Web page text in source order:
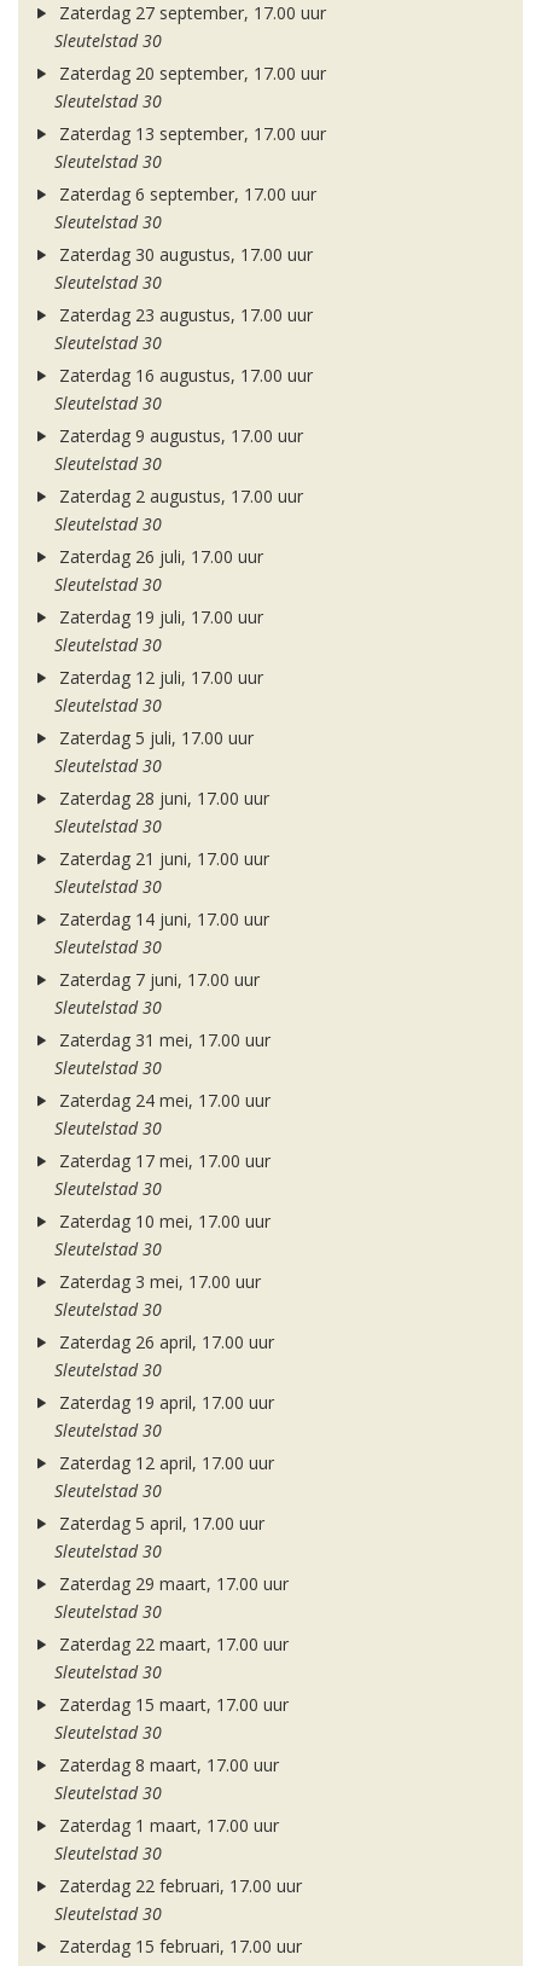
Zaterdag 27 september, 17.00 uur
Sleutelstad 30
Zaterdag 20 september, 17.00 uur
Sleutelstad 30
Zaterdag 13 september, 17.00 uur
Sleutelstad 30
Zaterdag 6 september, 17.00 uur
Sleutelstad 30
Zaterdag 30 augustus, 17.00 uur
Sleutelstad 30
Zaterdag 23 augustus, 17.00 uur
Sleutelstad 30
Zaterdag 16 augustus, 17.00 uur
Sleutelstad 30
Zaterdag 9 augustus, 17.00 uur
Sleutelstad 30
Zaterdag 2 augustus, 17.00 uur
Sleutelstad 30
Zaterdag 26 juli, 17.00 uur
Sleutelstad 30
Zaterdag 19 juli, 17.00 uur
Sleutelstad 30
Zaterdag 12 juli, 17.00 uur
Sleutelstad 30
Zaterdag 5 juli, 17.00 uur
Sleutelstad 30
Zaterdag 28 juni, 17.00 uur
Sleutelstad 30
Zaterdag 21 juni, 17.00 uur
Sleutelstad 30
Zaterdag 14 juni, 17.00 uur
Sleutelstad 30
Zaterdag 7 juni, 17.00 uur
Sleutelstad 30
Zaterdag 31 mei, 17.00 uur
Sleutelstad 30
Zaterdag 24 mei, 17.00 uur
Sleutelstad 30
Zaterdag 17 mei, 17.00 uur
Sleutelstad 30
Zaterdag 10 mei, 17.00 uur
Sleutelstad 30
Zaterdag 3 mei, 17.00 uur
Sleutelstad 30
Zaterdag 26 april, 17.00 uur
Sleutelstad 30
Zaterdag 19 april, 17.00 uur
Sleutelstad 30
Zaterdag 12 april, 17.00 uur
Sleutelstad 30
Zaterdag 5 april, 17.00 uur
Sleutelstad 30
Zaterdag 29 maart, 17.00 uur
Sleutelstad 30
Zaterdag 22 maart, 17.00 uur
Sleutelstad 30
Zaterdag 15 maart, 17.00 uur
Sleutelstad 30
Zaterdag 8 maart, 17.00 uur
Sleutelstad 30
Zaterdag 1 maart, 17.00 uur
Sleutelstad 30
Zaterdag 22 februari, 17.00 uur
Sleutelstad 30
Zaterdag 15 februari, 17.00 uur